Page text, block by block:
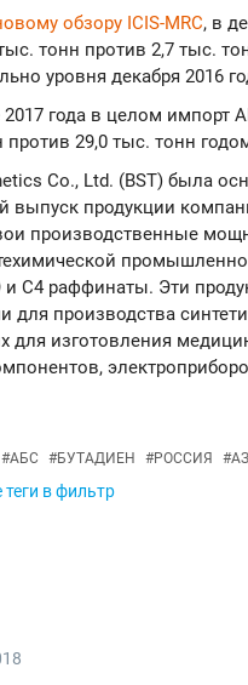
обзору ICIS-MRC, в
тонн против 2,7 тыс.
уровня декабря 2016
года в целом импорт
против 29,0 тыс. тонн
Co., Ltd. (BST) была
выпуск продукции
производственные
и С4 раффинаты. Эти
для производства
для изготовления
#АБС #БУТАДИЕН #РОССИЯ #
в фильтр